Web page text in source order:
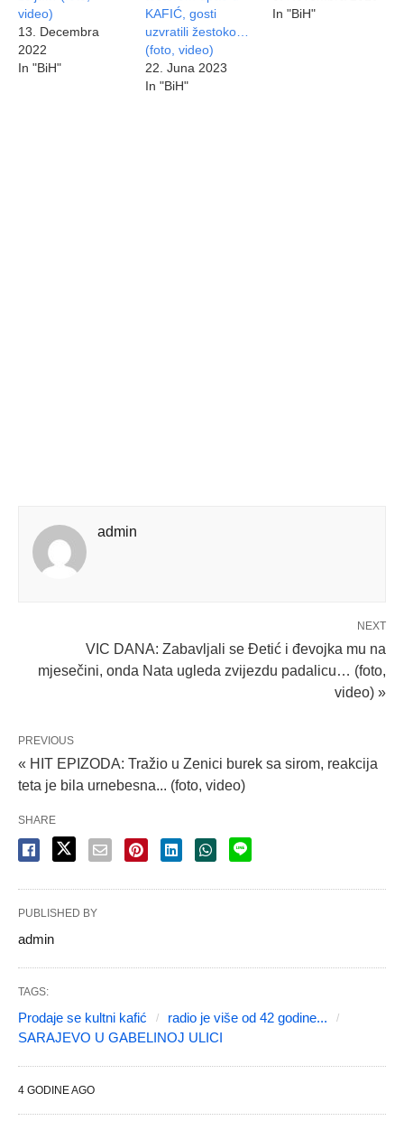
video)
13. Decembra
2022
In "BiH"
KAFIĆ, gosti
uzvratili žestoko…
(foto, video)
22. Juna 2023
In "BiH"
In "BiH"
admin
NEXT
VIC DANA: Zabavljali se Đetić i đevojka mu na
mjesečini, onda Nata ugleda zvijezdu padalicu… (foto,
video) »
PREVIOUS
« HIT EPIZODA: Tražio u Zenici burek sa sirom, reakcija
teta je bila urnebesna... (foto, video)
SHARE
PUBLISHED BY
admin
TAGS:
Prodaje se kultni kafić
radio je više od 42 godine...
SARAJEVO U GABELINOJ ULICI
4 GODINE AGO